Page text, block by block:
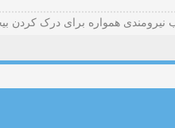
همواره برای درک کردن